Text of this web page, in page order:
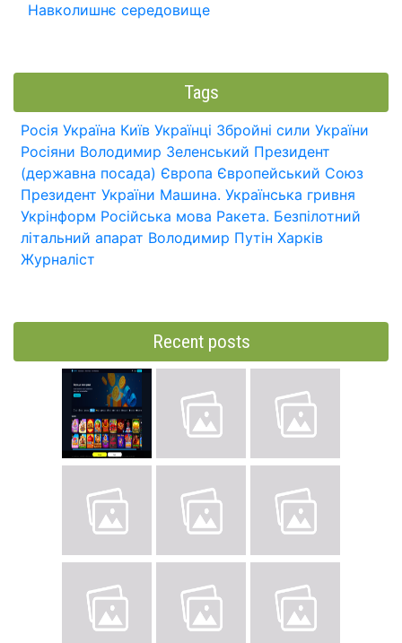
Навколишнє середовище
Tags
Росія Україна Київ Українці Збройні сили України
Росіяни Володимир Зеленський Президент
(державна посада) Європа Європейський Союз
Президент України Машина. Українська гривня
Укрінформ Російська мова Ракета. Безпілотний
літальний апарат Володимир Путін Харків
Журналіст
Recent posts